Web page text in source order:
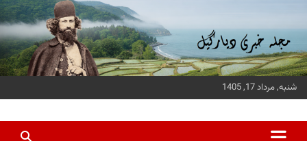
بروید
شنبه, مرداد 17, 1405
پایگاه خبری دیارگیل
جدیدترین اخبار استان گیلان